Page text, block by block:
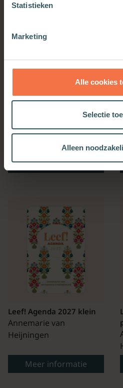
Statistieken
Marketing
Alle cookies
Selectie
Alleen
Bijbelse Dagkalender
Meer informatie
Leef! Agenda 2027 klein
Annemarie van
Heijningen
Meer informatie